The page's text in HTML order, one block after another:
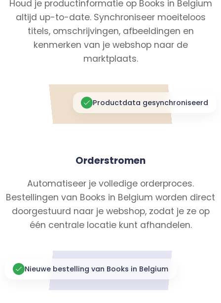
Houd je productinformatie op Books in Belgium
altijd up-to-date. Synchroniseer moeiteloos
titels, omschrijvingen, afbeeldingen en
kenmerken van je webshop naar de
marktplaats.
Productdata gesynchroniseerd
Orderstromen
Automatiseer je volledige orderproces.
Bestellingen van Books in Belgium worden direct
doorgestuurd naar je webshop, zodat je ze op
één centrale locatie kunt afhandelen.
Nieuwe bestelling van Books in Belgium